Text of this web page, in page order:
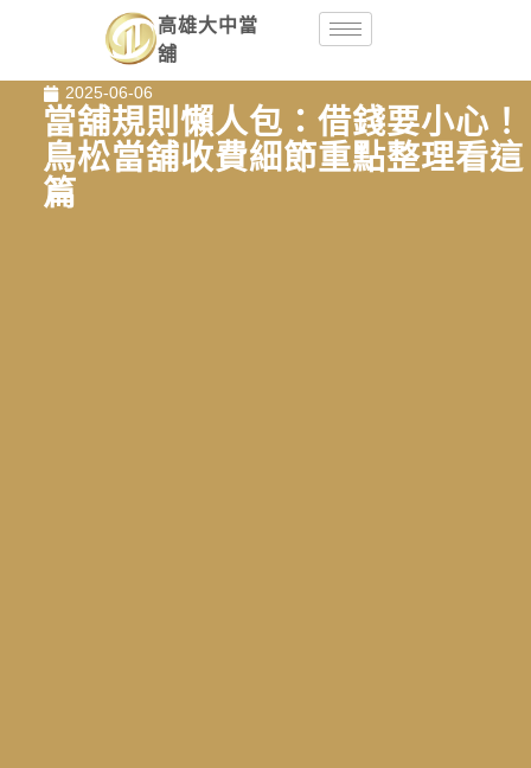
高雄大中當
舖
2025-06-06
當舖規則懶人包：借錢要小心！
鳥松當舖收費細節重點整理看這
篇